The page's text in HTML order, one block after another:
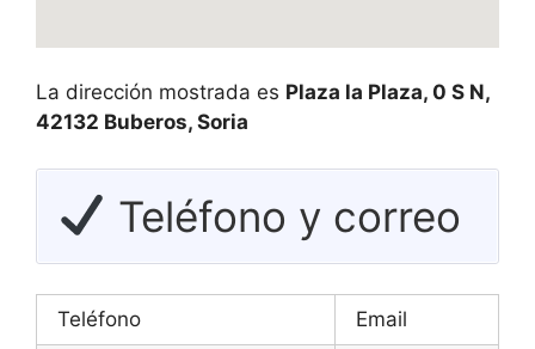
La dirección mostrada es Plaza la Plaza, 0 S N,
42132 Buberos, Soria
Teléfono y correo
Teléfono Email